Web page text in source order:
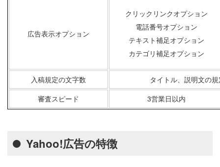
広告表示オプション
クリックリンクオプション
電話番号オプション
テキスト補足オプション
カテゴリ補足オプション
入稿規定の文字数
タイトル、説明文の
審査スピード
3営業日以内
Yahoo!広告の特徴